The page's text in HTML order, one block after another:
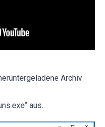
Archiv
aus.